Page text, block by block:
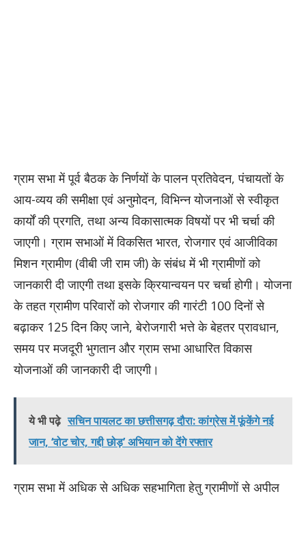
ग्राम सभा में पूर्व बैठक के निर्णयों के पालन प्रतिवेदन, पंचायतों के
आय-व्यय की समीक्षा एवं अनुमोदन, विभिन्न योजनाओं से स्वीकृत
कार्यों की प्रगति, तथा अन्य विकासात्मक विषयों पर भी चर्चा की
जाएगी। ग्राम सभाओं में विकसित भारत, रोजगार एवं आजीविका
मिशन ग्रामीण (वीबी जी राम जी) के संबंध में भी ग्रामीणों को
जानकारी दी जाएगी तथा इसके क्रियान्वयन पर चर्चा होगी। योजना
के तहत ग्रामीण परिवारों को रोजगार की गारंटी 100 दिनों से
बढ़ाकर 125 दिन किए जाने, बेरोजगारी भत्ते के बेहतर प्रावधान,
समय पर मजदूरी भुगतान और ग्राम सभा आधारित विकास
योजनाओं की जानकारी दी जाएगी।
ये भी पढ़े सचिन पायलट का छत्तीसगढ़ दौरा: कांग्रेस में फूंकेंगे नई
जान, ‘वोट चोर, गद्दी छोड़’ अभियान को देंगे रफ्तार
ग्राम सभा में अधिक से अधिक सहभागिता हेतु ग्रामीणों से अपील